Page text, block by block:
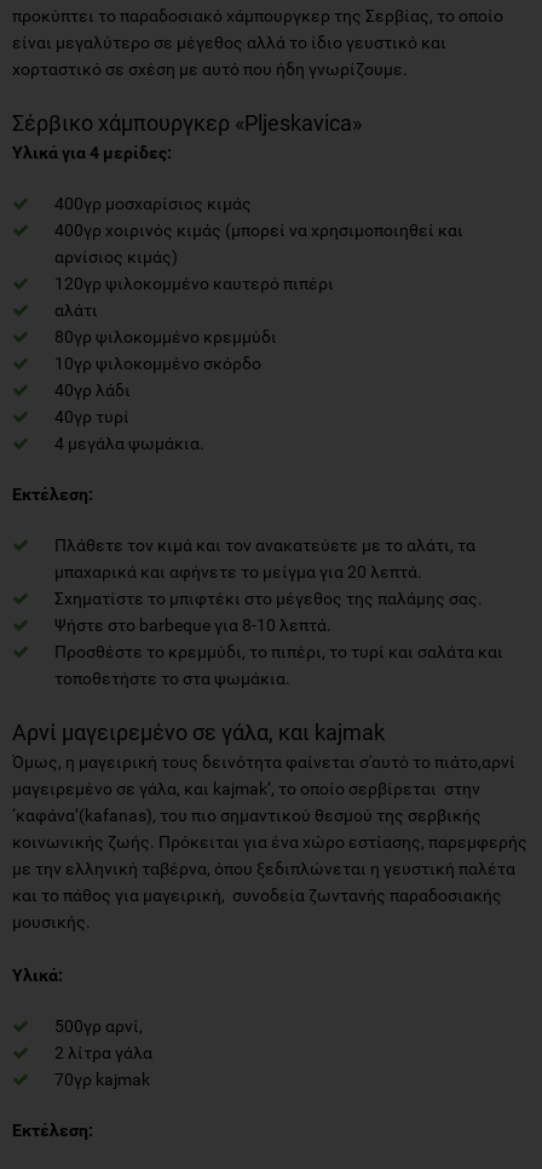
προκύπτει το παραδοσιακό χάμπουργκερ της Σερβίας, το οποίο
είναι μεγαλύτερο σε μέγεθος αλλά το ίδιο γευστικό και
χορταστικό σε σχέση με αυτό που ήδη γνωρίζουμε.
Σέρβικο χάμπουργκερ «Pljeskavica»
Υλικά για 4 μερίδες:
400γρ μοσχαρίσιος κιμάς
400γρ χοιρινός κιμάς (μπορεί να χρησιμοποιηθεί και
αρνίσιος κιμάς)
120γρ ψιλοκομμένο καυτερό πιπέρι
αλάτι
80γρ ψιλοκομμένο κρεμμύδι
10γρ ψιλοκομμένο σκόρδο
40γρ λάδι
40γρ τυρί
4 μεγάλα ψωμάκια.
Εκτέλεση:
Πλάθετε τον κιμά και τον ανακατεύετε με το αλάτι, τα
μπαχαρικά και αφήνετε το μείγμα για 20 λεπτά.
Σχηματίστε το μπιφτέκι στο μέγεθος της παλάμης σας.
Ψήστε στο barbeque για 8-10 λεπτά.
Προσθέστε το κρεμμύδι, το πιπέρι, το τυρί και σαλάτα και
τοποθετήστε το στα ψωμάκια.
Αρνί μαγειρεμένο σε γάλα, και kajmak
Όμως, η μαγειρική τους δεινότητα φαίνεται σ'αυτό το πιάτο,αρνί
μαγειρεμένο σε γάλα, και kajmak’, το οποίο σερβίρεται στην
‘καφάνα’(kafanas), του πιο σημαντικού θεσμού της σερβικής
κοινωνικής ζωής. Πρόκειται για ένα χώρο εστίασης, παρεμφερής
με την ελληνική ταβέρνα, όπου ξεδιπλώνεται η γευστική παλέτα
και το πάθος για μαγειρική, συνοδεία ζωντανής παραδοσιακής
μουσικής.
Υλικά:
500γρ αρνί,
2 λίτρα γάλα
70γρ kajmak
Εκτέλεση: